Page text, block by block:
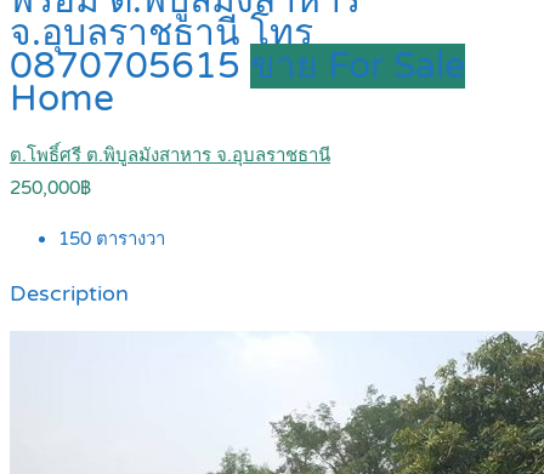
จ.อุบลราชธานี โทร
0870705615 ขาย For Sale
Home
ต.โพธิ์ศรี ต.พิบูลมังสาหาร จ.อุบลราชธานี
250,000฿
150 ตารางวา
Description